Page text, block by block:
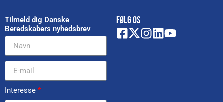
Tilmeld dig Danske
Beredskabers nyhedsbrev
Interesse *
FØLG OS